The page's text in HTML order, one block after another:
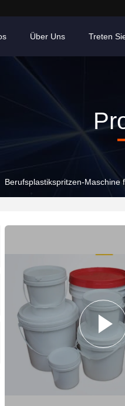
Über Uns Treten
Berufsplastikspritzen-Maschine